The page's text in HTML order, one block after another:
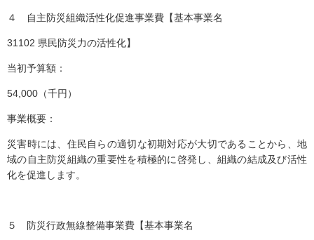
４ 自主防災組織活性化促進事業費【基本事業名
31102 県民防災力の活性化】
当初予算額：
54,000（千円）
事業概要：
災害時には、住民自らの適切な初期対応が大切であることから、地
域の自主防災組織の重要性を積極的に啓発し、組織の結成及び活性
化を促進します。
５ 防災行政無線整備事業費【基本事業名